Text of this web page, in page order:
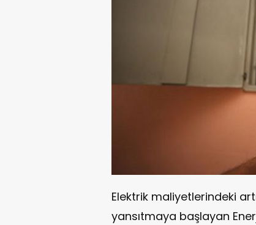
Elektrik maliyetlerindeki
yansıtmaya başlayan